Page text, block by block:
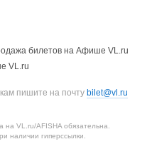
билетов на Афише VL.ru
VL.ru
пишите на почту bilet@vl.ru
VL.ru/AFISHA обязательна.
наличии гиперссылки.